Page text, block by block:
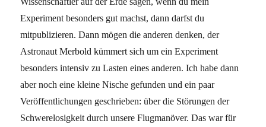
Experiment besonders gut machst, dann darfst du
mitpublizieren. Dann mögen die anderen denken, der
Astronaut Merbold kümmert sich um ein Experiment
besonders intensiv zu Lasten eines anderen. Ich habe dann
aber noch eine kleine Nische gefunden und ein paar
Veröffentlichungen geschrieben: über die Störungen der
Schwerelosigkeit durch unsere Flugmanöver. Das war für